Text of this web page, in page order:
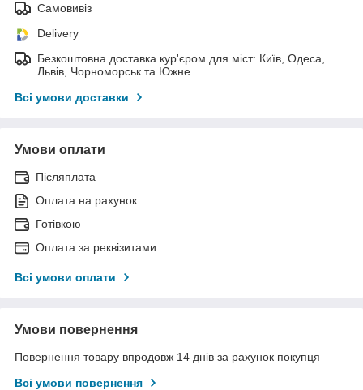
Самовивіз
Delivery
Безкоштовна доставка кур'єром для міст: Київ, Одеса,
Львів, Чорноморськ та Южне
Всі умови доставки
Умови оплати
Післяплата
Оплата на рахунок
Готівкою
Оплата за реквізитами
Всі умови оплати
Умови повернення
Повернення товару впродовж 14 днів за рахунок покупця
Всі умови повернення